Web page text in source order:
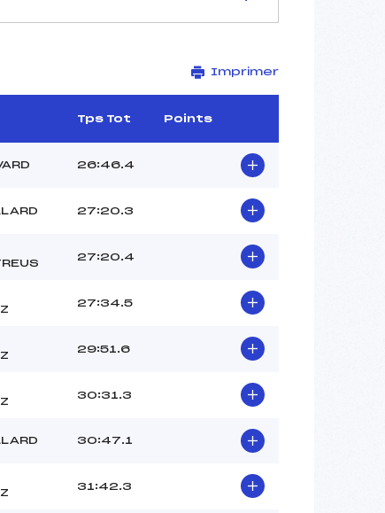
–
7,5 km
Imprimer
Tps Tot Points
26:46.4
27:20.3
27:20.4
27:34.5
29:51.6
30:31.3
30:47.1
31:42.3